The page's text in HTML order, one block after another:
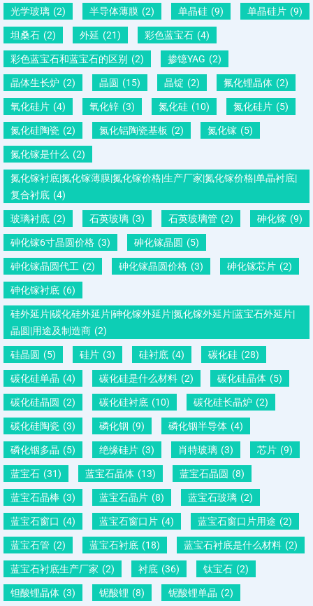
光学玻璃 (2) 半导体薄膜 (2) 单晶硅 (9) 单晶硅片 (9)
坦桑石 (2) 外延 (21) 彩色蓝宝石 (4)
彩色蓝宝石和蓝宝石的区别 (2) 掺镱YAG (2)
晶体生长炉 (2) 晶圆 (15) 晶锭 (2) 氟化锂晶体 (2)
氧化硅片 (4) 氧化锌 (3) 氮化硅 (10) 氮化硅片 (5)
氮化硅陶瓷 (2) 氮化铝陶瓷基板 (2) 氮化镓 (5)
氮化镓是什么 (2)
氮化镓衬底|氮化镓薄膜|氮化镓价格|生产厂家|氮化镓价格|单晶衬底|
复合衬底 (4)
玻璃衬底 (2) 石英玻璃 (3) 石英玻璃管 (2) 砷化镓 (9)
砷化镓6寸晶圆价格 (3) 砷化镓晶圆 (5)
砷化镓晶圆代工 (2) 砷化镓晶圆价格 (3) 砷化镓芯片 (2)
砷化镓衬底 (6)
硅外延片|碳化硅外延片|砷化镓外延片|氮化镓外延片|蓝宝石外延片|
晶圆|用途及制造商 (2)
硅晶圆 (5) 硅片 (3) 硅衬底 (4) 碳化硅 (28)
碳化硅单晶 (4) 碳化硅是什么材料 (2) 碳化硅晶体 (5)
碳化硅晶圆 (2) 碳化硅衬底 (10) 碳化硅长晶炉 (2)
碳化硅陶瓷 (3) 磷化铟 (9) 磷化铟半导体 (4)
磷化铟多晶 (5) 绝缘硅片 (3) 肖特玻璃 (3) 芯片 (9)
蓝宝石 (31) 蓝宝石晶体 (13) 蓝宝石晶圆 (8)
蓝宝石晶棒 (3) 蓝宝石晶片 (8) 蓝宝石玻璃 (2)
蓝宝石窗口 (4) 蓝宝石窗口片 (4) 蓝宝石窗口片用途 (2)
蓝宝石管 (2) 蓝宝石衬底 (18) 蓝宝石衬底是什么材料 (2)
蓝宝石衬底生产厂家 (2) 衬底 (36) 钛宝石 (2)
钽酸锂晶体 (3) 铌酸锂 (8) 铌酸锂单晶 (2)